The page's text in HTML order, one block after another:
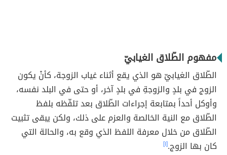
مفهوم الطّلاق الغيابيّ
الطّلاق الغيابيّ هو الذي يقع أثناء غياب الزوجة، كأنْ يكون
الزوج في بلدٍ والزوجةِ في بلدٍ آخر، أو حتى في البلد نفسه،
وأوكل أحداً بمتابعة إجراءات الطّلاق بعد تلفّظه بلفظ
الطّلاق مع النية الخالصة والعزم على ذلك، ولكن يبقى تثبيت
الطّلاق من خلال معرفة اللفظ الذي وقع به، والحالة التي
كان بها الزوج.[١]